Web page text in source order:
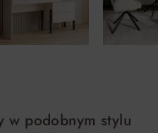
w podobnym stylu